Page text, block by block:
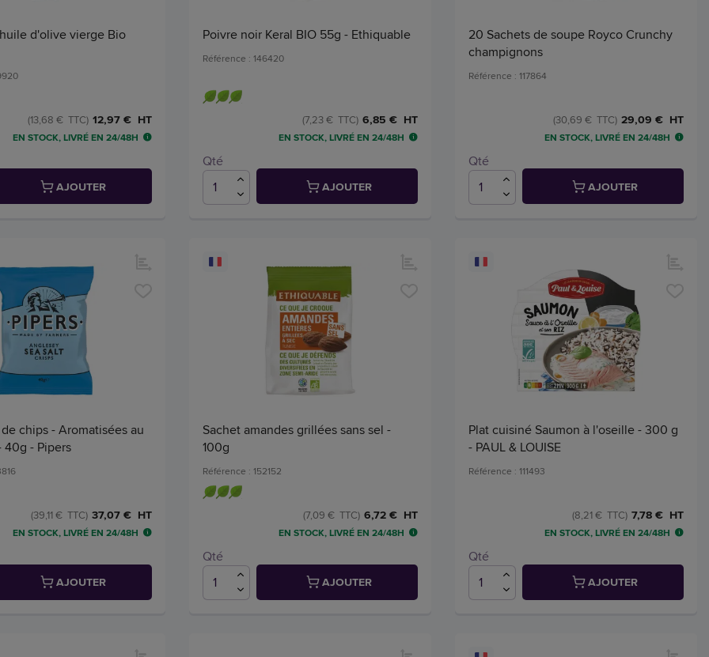
d'olive vierge Bio
12,97 € HT
(13,68 € TTC)
EN STOCK, LIVRÉ EN 24/48H
AJOUTER
Poivre noir Keral BIO 55g - Ethiquable
Référence : 146420
6,85 € HT
(7,23 € TTC)
EN STOCK, LIVRÉ EN 24/48H
Qté
AJOUTER
20 Sachets de soupe Royco Crunchy
champignons
Référence : 117864
29,09 € HT
(30,69 € TTC)
EN STOCK, LIVRÉ EN 24/48H
Qté
AJOUTER
chips - Aromatisées au
40g - Pipers
37,07 € HT
(39,11 € TTC)
EN STOCK, LIVRÉ EN 24/48H
AJOUTER
Sachet amandes grillées sans sel -
100g
Référence : 152152
6,72 € HT
(7,09 € TTC)
EN STOCK, LIVRÉ EN 24/48H
Qté
AJOUTER
Plat cuisiné Saumon à l'oseille - 300 g
- PAUL & LOUISE
Référence : 111493
7,78 € HT
(8,21 € TTC)
EN STOCK, LIVRÉ EN 24/48H
Qté
AJOUTER